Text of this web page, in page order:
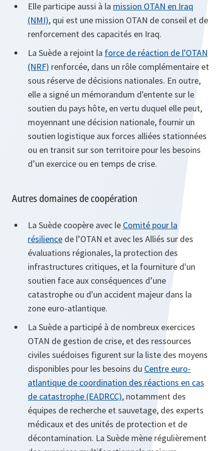
Elle participe aussi à la mission OTAN en Iraq
(NMI), qui est une mission OTAN de conseil et de
renforcement des capacités en Iraq.
La Suède a rejoint la force de réaction de l'OTAN
(NRF) renforcée, dans un rôle complémentaire et
sous réserve de décisions nationales. En outre,
elle a signé un mémorandum d'entente sur le
soutien du pays hôte, en vertu duquel elle peut,
moyennant une décision nationale, fournir un
soutien logistique aux forces alliées stationnées
ou en transit sur son territoire pour les besoins
d’un exercice ou en temps de crise.
Autres domaines de coopération
La Suède coopère avec le Comité pour la
résilience de l’OTAN et avec les Alliés sur des
évaluations régionales, la protection des
infrastructures critiques, et la fourniture d'un
soutien face aux conséquences d’une
catastrophe ou d'un accident majeur dans la
zone euro-atlantique.
La Suède a participé à de nombreux exercices
OTAN de gestion de crise, et des ressources
civiles suédoises figurent sur la liste des moyens
disponibles pour les besoins du Centre euro-
atlantique de coordination des réactions en cas
de catastrophe (EADRCC), notamment des
équipes de recherche et sauvetage, des experts
médicaux et des unités de protection et de
décontamination. La Suède mène régulièrement